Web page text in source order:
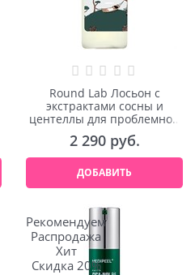
Round Lab Лосьон с
экстрактами сосны и
центеллы для проблемной
кожи Pine Calming Cica
Lotion 250ml
2 290 руб.
ДОБАВИТЬ
Рекомендуем
Распродажа
Хит
Скидка 20%